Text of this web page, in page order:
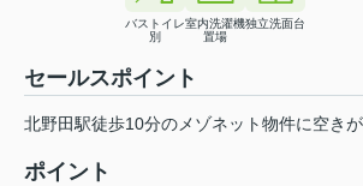
バストイレ
別
室内洗濯機
置場
独立洗面台
セールスポイント
北野田駅徒歩10分のメゾネット物件に空きが
ポイント